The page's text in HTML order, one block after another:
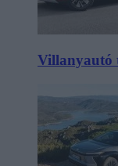
Villanyautó